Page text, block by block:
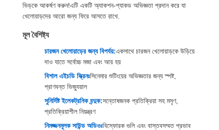
ভিড়কে আকর্ষণ করুন!এটি একটি অ্যাকশন-প্যাকড অভিজ্ঞতা প্রদান করে যা
খেলোয়াড়দের আরো জন্য ফিরে আসতে রাখে.
মূল বৈশিষ্ট্য
চারজন খেলোয়াড়ের জন্য বিপর্যয়:একসাথে চারজন খেলোয়াড়কে উড়িয়ে
দাও যাতে সর্বোচ্চ মজা এবং আয় হয়
বিশাল এইচডি স্ক্রিনঃসিনেমার শুটিংয়ের অভিজ্ঞতার জন্য স্পষ্ট,
প্রাণবন্ত ভিজ্যুয়াল
সুনির্দিষ্ট ইলেকট্রনিক বন্দুক:সন্তোষজনক প্রতিক্রিয়া সহ মসৃণ,
প্রতিক্রিয়াশীল নিয়ন্ত্রণ
নিমজ্জনমূলক সাউন্ড অডিওঃবিস্ফোরক গুলি এবং বাস্তবসম্মত প্রভাব